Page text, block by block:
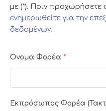
με (*). Πριν
ενημερωθείτε για την
δεδομένων.
Όνομα Φορέα *
Εκπρόσωπος Φορέα